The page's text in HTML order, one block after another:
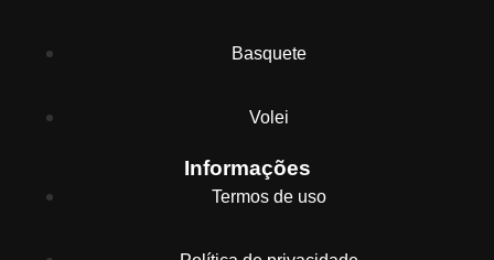
Basquete
Volei
Informações
Termos de uso